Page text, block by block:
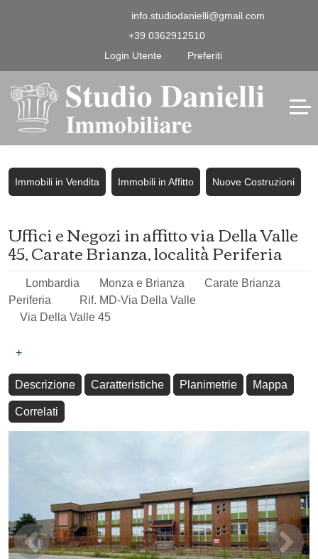
info.studiodanielli@gmail.com
+39 0362912510
Login Utente
Preferiti
Immobili in Vendita Immobili in Affitto Nuove Costruzioni
Uffici e Negozi in affitto via Della Valle
45, Carate Brianza, località Periferia
Lombardia Monza e Brianza
Carate Brianza
Periferia
Rif. MD-Via Della Valle
Via Della Valle 45
+
Descrizione Caratteristiche Planimetrie Mappa
Correlati